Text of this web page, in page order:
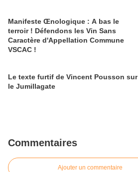
Manifeste Œnologique : A bas le
terroir ! Défendons les Vin Sans
Caractère d'Appellation Commune
VSCAC !
Le texte furtif de Vincent Pousson sur
le Jumillagate
Commentaires
Ajouter un commentaire